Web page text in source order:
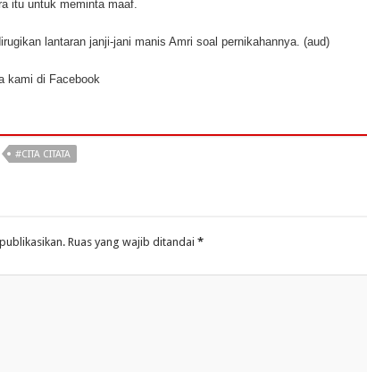
itu untuk meminta maaf.
lantaran janji-jani manis Amri soal pernikahannya. (aud)
kami di Facebook
#CITA CITATA
Ruas yang wajib ditandai *